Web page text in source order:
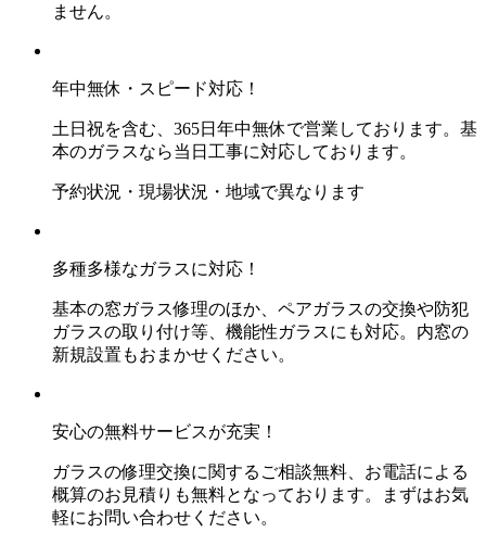
ません。
年中無休・スピード対応！
土日祝を含む、365日年中無休で営業しております。基
本のガラスなら当日工事に対応しております。
予約状況・現場状況・地域で異なります
多種多様なガラスに対応！
基本の窓ガラス修理のほか、ペアガラスの交換や防犯
ガラスの取り付け等、機能性ガラスにも対応。内窓の
新規設置もおまかせください。
安心の無料サービスが充実！
ガラスの修理交換に関するご相談無料、お電話による
概算のお見積りも無料となっております。まずはお気
軽にお問い合わせください。